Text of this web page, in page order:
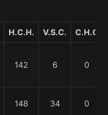
H.C.H. V.S.C. C.H.C
142 6 0
148 34 0